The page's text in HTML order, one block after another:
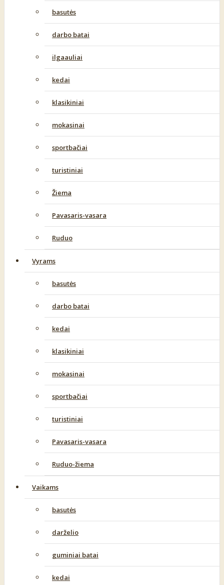
basutės
darbo batai
ilgaauliai
kedai
klasikiniai
mokasinai
sportbačiai
turistiniai
Žiema
Pavasaris-vasara
Ruduo
Vyrams
basutės
darbo batai
kedai
klasikiniai
mokasinai
sportbačiai
turistiniai
Pavasaris-vasara
Ruduo-žiema
Vaikams
basutės
darželio
guminiai batai
kedai